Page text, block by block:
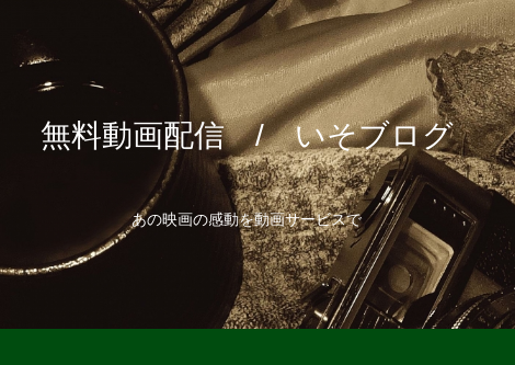
無料動画配信 / いそブログ
あの映画の感動を動画サービスで